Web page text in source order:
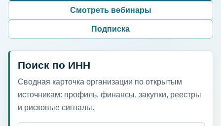
Смотреть вебинары
Подписка
Поиск по ИНН
Сводная карточка организации по открытым
источникам: профиль, финансы, закупки, реестры
и рисковые сигналы.